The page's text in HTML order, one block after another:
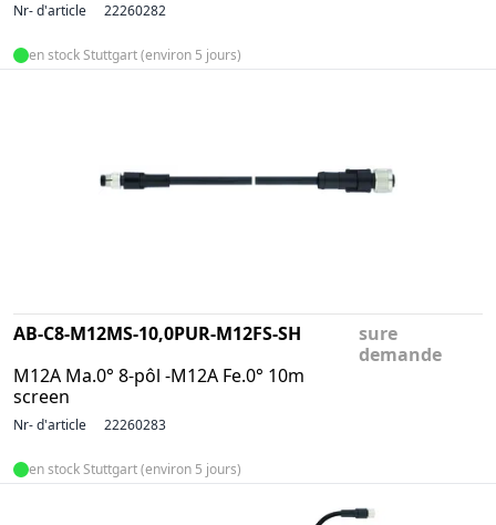
Nr- d'article 22260282
en stock Stuttgart (environ 5 jours)
AB-C8-M12MS-10,0PUR-M12FS-SH
M12A Ma.0° 8-pôl -M12A Fe.0° 10m
screen
sure
demande
Nr- d'article 22260283
en stock Stuttgart (environ 5 jours)